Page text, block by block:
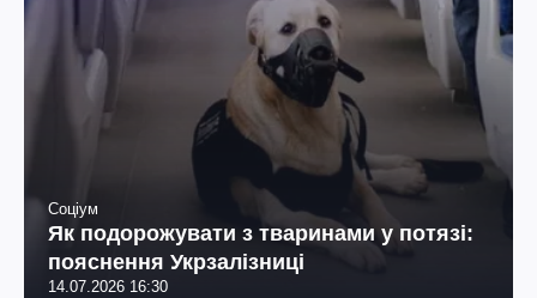
Соціум
Як подорожувати з тваринами у потязі:
пояснення Укрзалізниці
14.07.2026 16:30